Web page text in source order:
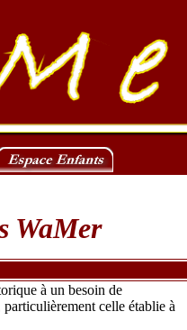
WaMer
à un besoin de
celle établie à